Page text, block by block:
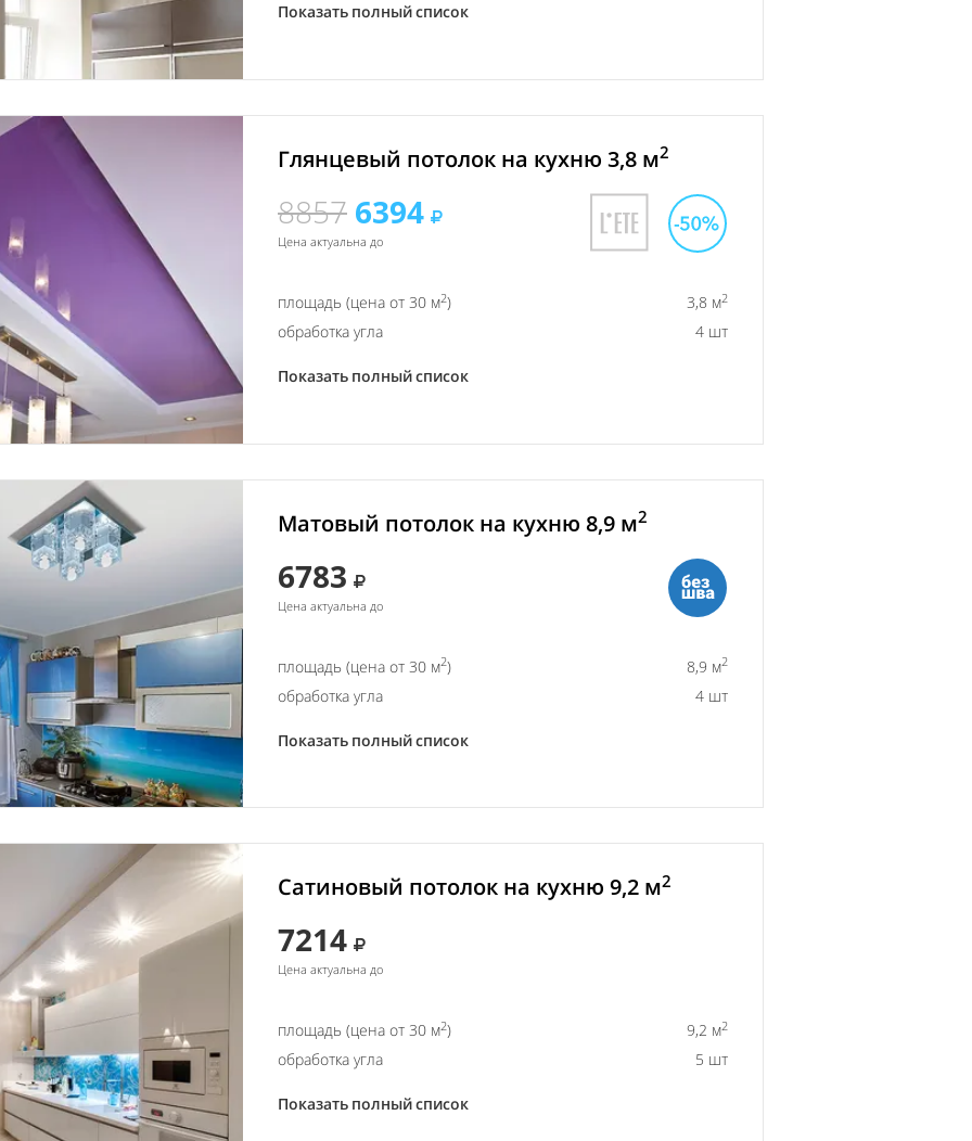
Показать полный список
Глянцевый потолок на кухню 3,8 м2
8857 6394
Цена актуальна до
площадь (цена от 30 м2) 3,8 м2
обработка угла 4 шт
Показать полный список
Матовый потолок на кухню 8,9 м2
6783
Цена актуальна до
площадь (цена от 30 м2) 8,9 м2
обработка угла 4 шт
Показать полный список
Сатиновый потолок на кухню 9,2 м2
7214
Цена актуальна до
площадь (цена от 30 м2) 9,2 м2
обработка угла 5 шт
Показать полный список